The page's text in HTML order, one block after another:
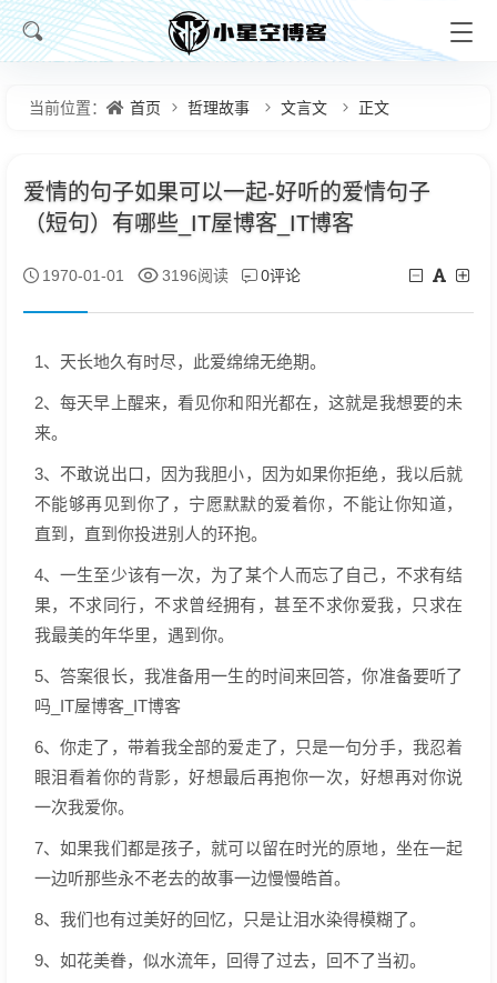
当前位置： 首页 哲理故事 文言文 正文
爱情的句子如果可以一起-好听的爱情句子
（短句）有哪些_IT屋博客_IT博客
1970-01-01 3196阅读 0评论
1、天长地久有时尽，此爱绵绵无绝期。
2、每天早上醒来，看见你和阳光都在，这就是我想要的未
来。
3、不敢说出口，因为我胆小，因为如果你拒绝，我以后就
不能够再见到你了，宁愿默默的爱着你，不能让你知道，
直到，直到你投进别人的环抱。
4、一生至少该有一次，为了某个人而忘了自己，不求有结
果，不求同行，不求曾经拥有，甚至不求你爱我，只求在
我最美的年华里，遇到你。
5、答案很长，我准备用一生的时间来回答，你准备要听了
吗_IT屋博客_IT博客
6、你走了，带着我全部的爱走了，只是一句分手，我忍着
眼泪看着你的背影，好想最后再抱你一次，好想再对你说
一次我爱你。
7、如果我们都是孩子，就可以留在时光的原地，坐在一起
一边听那些永不老去的故事一边慢慢皓首。
8、我们也有过美好的回忆，只是让泪水染得模糊了。
9、如花美眷，似水流年，回得了过去，回不了当初。